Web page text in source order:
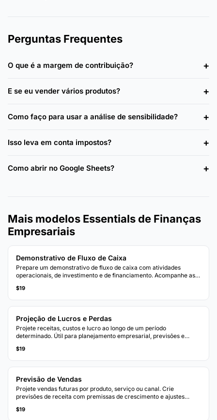
Perguntas Frequentes
O que é a margem de contribuição?
E se eu vender vários produtos?
Como faço para usar a análise de sensibilidade?
Isso leva em conta impostos?
Como abrir no Google Sheets?
Mais modelos Essentials de Finanças
Empresariais
Demonstrativo de Fluxo de Caixa
Prepare um demonstrativo de fluxo de caixa com atividades
operacionais, de investimento e de financiamento. Acompanhe as
líquido.
$19
Projeção de Lucros e Perdas
Projete receitas, custos e lucro ao longo de um período
determinado. Útil para planejamento empresarial, previsões e
$19
Previsão de Vendas
Projete vendas futuras por produto, serviço ou canal. Crie
previsões de receita com premissas de crescimento e ajustes
$19